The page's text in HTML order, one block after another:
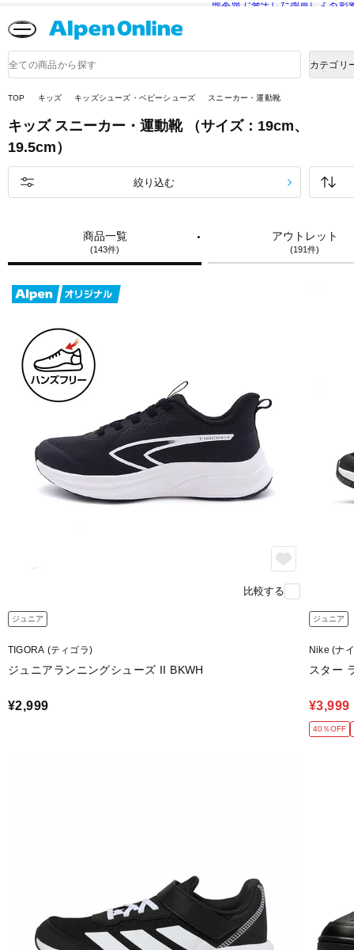
熊本県で発生した地震による影
品
検
カテゴリ
TOP キッズ キッズシューズ・ベビーシューズ スニーカー・運動靴
キッズ スニーカー・運動靴
（サイズ：19cm、
19.5cm）
商品一覧
(143件)
アウトレット
(191件)
絞り込む
比較する
ジュニア
TIGORA (ティゴラ)
ジュニアランニングシューズ II BKWH
¥2,999
ジュニア
Nike (ナ
スター
¥3,999
40％OFF